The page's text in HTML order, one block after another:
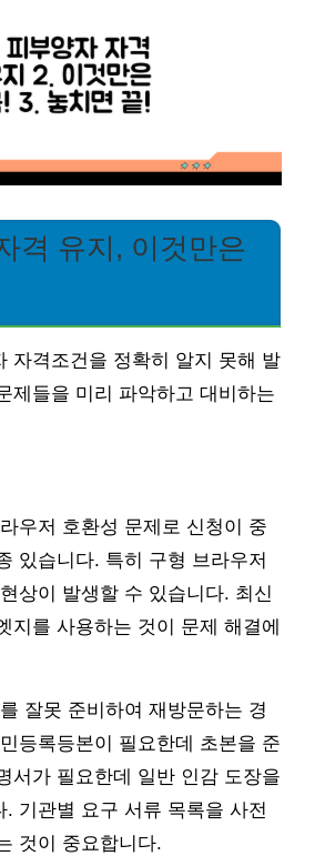
격 유지, 이것만은
자격조건을 정확히 알지 못해 발
제들을 미리 파악하고 대비하는
우저 호환성 문제로 신청이 중
있습니다. 특히 구형 브라우저
상이 발생할 수 있습니다. 최신
지를 사용하는 것이 문제 해결에
잘못 준비하여 재방문하는 경
등록등본이 필요한데 초본을 준
서가 필요한데 일반 인감 도장을
. 기관별 요구 서류 목록을 사전
것이 중요합니다.